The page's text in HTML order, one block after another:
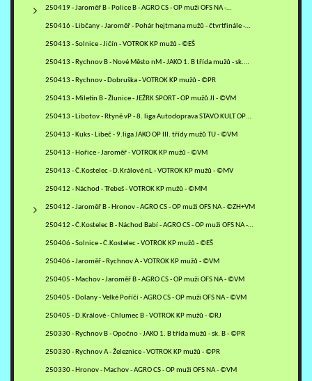
250419 - Jaroměř B - Police B - AGRO CS - OP muži OFS NA -…
250416 - Libčany - Jaroměř - Pohár hejtmana mužů - čtvrtfinále -…
250413 - Solnice - Jičín - VOTROK KP mužů - ©EŠ
250413 - Rychnov B - Nové Město nM - JAKO 1. B třída mužů - sk.…
250413 - Rychnov - Dobruška - VOTROK KP mužů - ©PR
250413 - Miletín B - Žlunice - JEŽRK SPORT - OP mužů JI - ©VM
250413 - Libotov - Rtyně vP - 8. liga Autodoprava STAVO KULT OP…
250413 - Kuks - Libeč - 9.liga JAKO OP III. třídy mužů TU - ©VM
250413 - Hořice - Jaroměř - VOTROK KP mužů - ©VM
250413 - Č.Kostelec - D.Králové nL - VOTROK KP mužů - ©MV
250412 - Náchod - Třebeš - VOTROK KP mužů - ©MM
250412 - Jaroměř B - Hronov - AGRO CS - OP muži OFS NA - ©ZH+VM
250412 - Č.Kostelec B - Náchod Babí - AGRO CS - OP muži OFS NA -…
250406 - Solnice - Č.Kostelec - VOTROK KP mužů - ©EŠ
250406 - Jaroměř - Rychnov A - VOTROK KP mužů - ©VM
250405 - Machov - Jaroměř B - AGRO CS - OP muži OFS NA - ©VM
250405 - Dolany - Velké Poříčí - AGRO CS - OP muži OFS NA - ©VM
250405 - D.Králové - Chlumec B - VOTROK KP mužů - ©RJ
250330 - Rychnov B - Opočno - JAKO 1. B třída mužů - sk. B - ©PR
250330 - Rychnov A - Železnice - VOTROK KP mužů - ©PR
250330 - Hronov - Machov - AGRO CS - OP muži OFS NA - ©VM